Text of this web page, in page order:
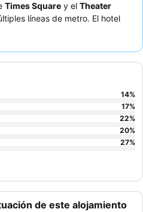
Times Square y el Theater
líneas de metro. El hotel
para empezar el día. Los
los huéspedes deben solicitar
para minimizar el ruido de la
de este alojamiento
14%
17%
22%
20%
27%